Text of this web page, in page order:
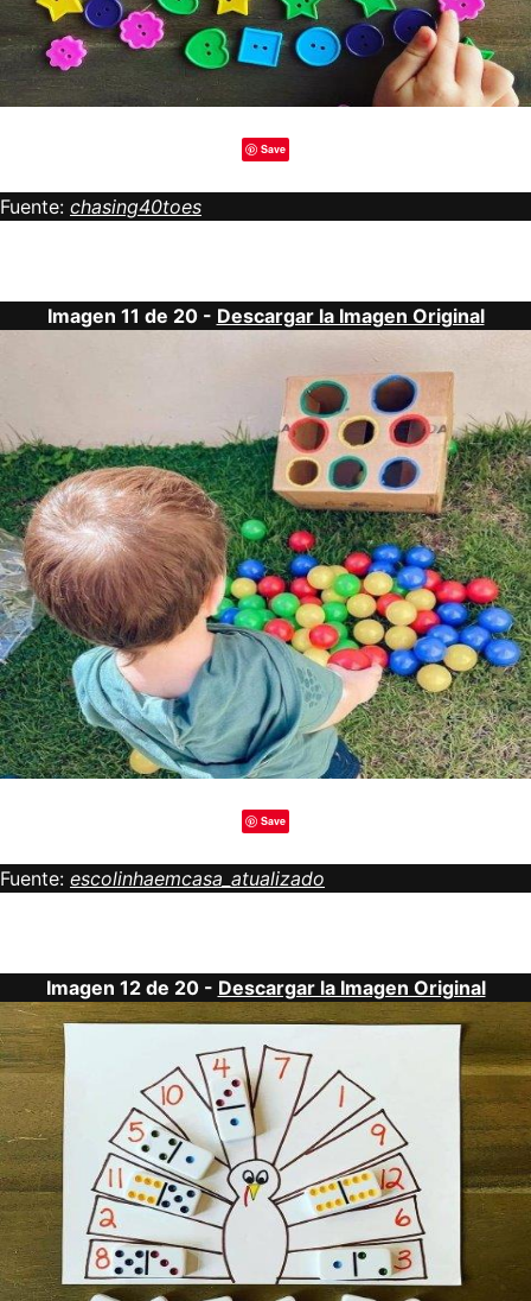
Save
Fuente: chasing40toes
Imagen 11 de 20 - Descargar la Imagen Original
Save
Fuente: escolinhaemcasa_atualizado
Imagen 12 de 20 - Descargar la Imagen Original